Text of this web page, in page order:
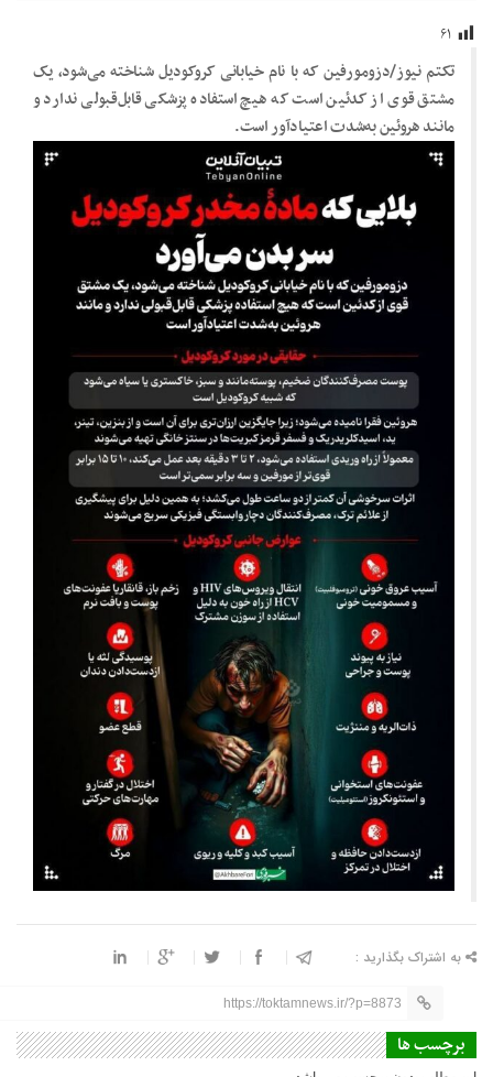
۶۱
تکتم نیوز/دزومورفین که با نام خیابانی کروکودیل شناخته می‌شود، یک
مشتق قوی از کدئین است که هیچ استفاده پزشکی قابل‌قبولی ندارد و
مانند هروئین به‌شدت اعتیادآور است.
به اشتراک بگذارید :
https://toktamnews.ir/?p=8873
برچسب ها